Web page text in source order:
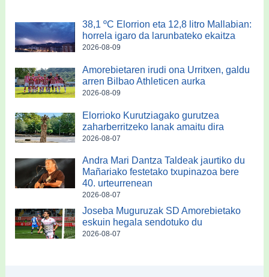
38,1 ºC Elorrion eta 12,8 litro Mallabian:
horrela igaro da larunbateko ekaitza
2026-08-09
Amorebietaren irudi ona Urritxen, galdu
arren Bilbao Athleticen aurka
2026-08-09
Elorrioko Kurutziagako gurutzea
zaharberritzeko lanak amaitu dira
2026-08-07
Andra Mari Dantza Taldeak jaurtiko du
Mañariako festetako txupinazoa bere
40. urteurrenean
2026-08-07
Joseba Muguruzak SD Amorebietako
eskuin hegala sendotuko du
2026-08-07